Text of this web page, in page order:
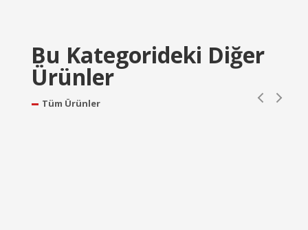
Bu Kategorideki Diğer
Ürünler
Tüm Ürünler